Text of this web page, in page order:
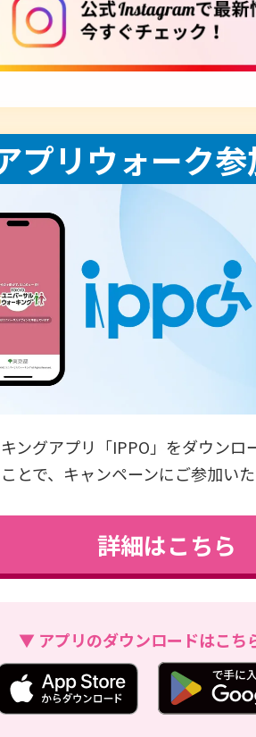
」周辺の工事に伴いコースの一
得の不具合を解消いたしました。
ックポイントのピンが未到達
ンをお楽しみください。
補給や帽子の着用、適度な休憩
てください。
を実施します！
を掲載しました！
プリウォーク
ングアプリ「IPPO」をダウンロ
とで、キャンペーンにご参加いた
詳細はこちら
▼ アプリのダウンロードはこち